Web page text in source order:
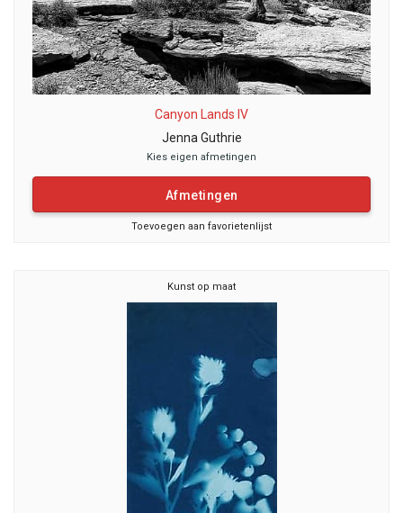
Canyon Lands IV
Jenna Guthrie
Kies eigen afmetingen
Afmetingen
Toevoegen aan favorietenlijst
Kunst op maat